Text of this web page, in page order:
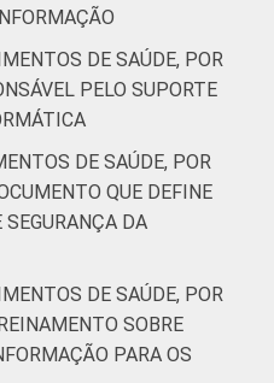
DE SAÚDE, POR
PELO SUPORTE
DE SAÚDE, POR
QUE DEFINE
DA
DE SAÚDE, POR
SOBRE
PARA OS